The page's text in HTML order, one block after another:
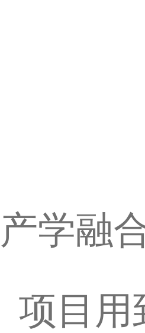
产学融
项目用